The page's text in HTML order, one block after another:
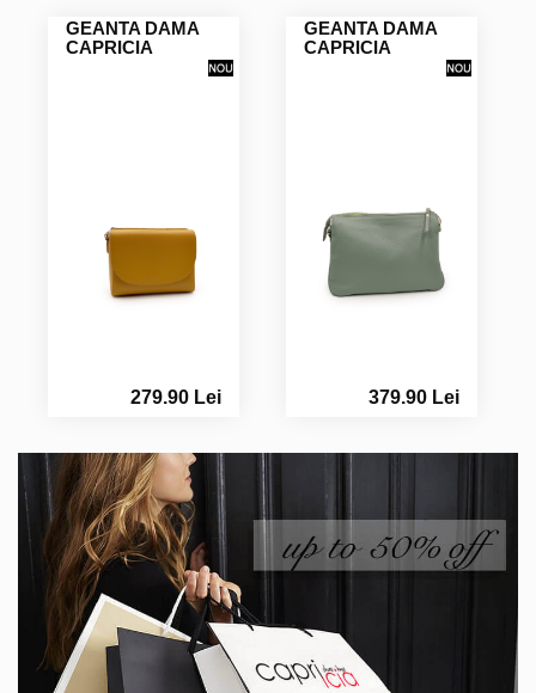
GEANTA DAMA
CAPRICIA
279.90 Lei
GEANTA DAMA
CAPRICIA
379.90 Lei